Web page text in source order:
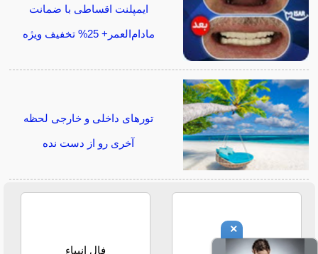
ایمپلنت اقساطی با ضمانت
مادام‌العمر+ 25% تخفیف ویژه
تورهای داخلی و خارجی لحظه
آخری رو از دست نده
فال حافظ فال انبیاء
×